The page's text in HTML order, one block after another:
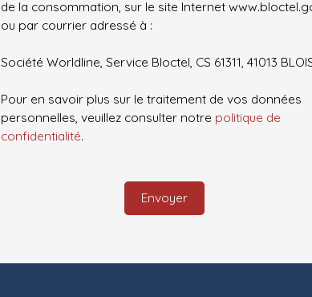
de la consommation, sur le site Internet
ou par courrier adressé à :
Société Worldline, Service Bloctel, CS 61311, 41013
Pour en savoir plus sur le traitement de vos données
personnelles, veuillez consulter notre politique de
confidentialité.
Envoyer